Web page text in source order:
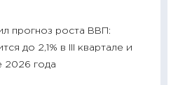
прогноз роста ВВП:
до 2,1% в III квартале и
2026 года